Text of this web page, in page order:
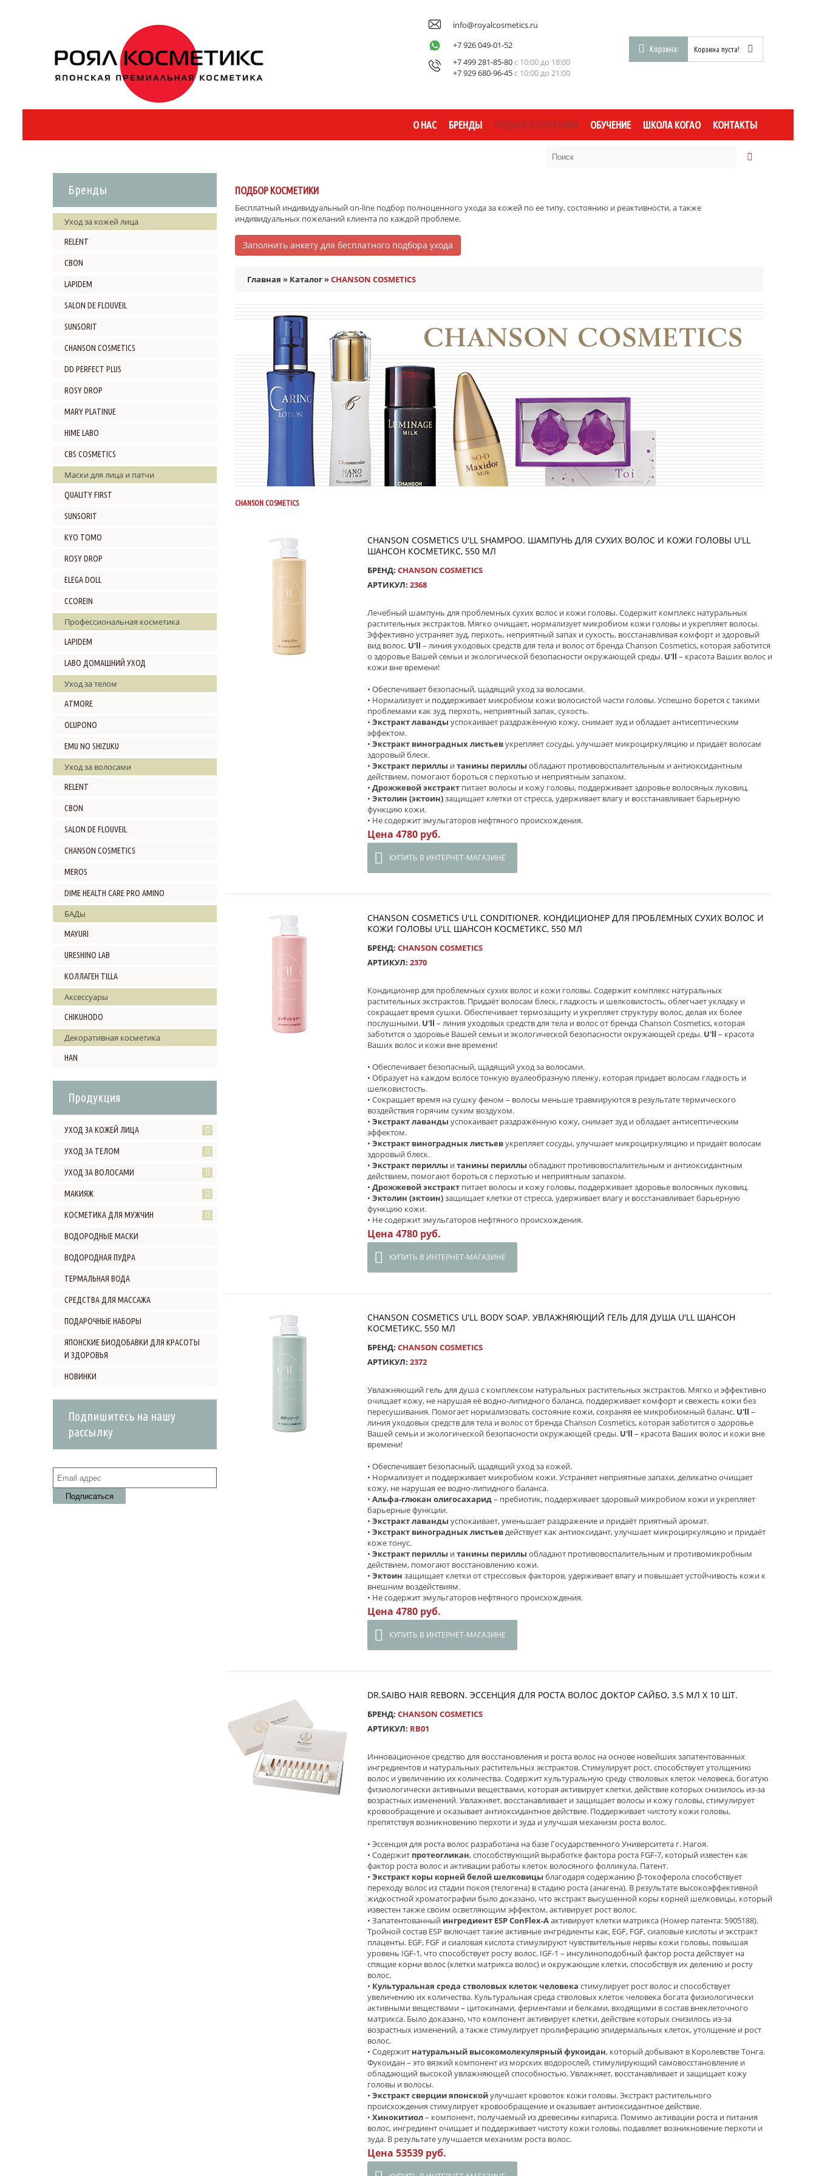
info@royalcosmetics.ru
+7 926 049-01-52
+7 499 281-85-80 с 10:00 до 18:00
+7 929 680-96-45 с 10:00 до 21:00
Корзина: Корзина пуста!
О НАС БРЕНДЫ ПОДБОР КОСМЕТИКИ ОБУЧЕНИЕ ШКОЛА КОГАО КОНТАКТЫ
Бренды
Уход за кожей лица
RELENT
CBON
LAPIDEM
SALON DE FLOUVEIL
SUNSORIT
CHANSON COSMETICS
DD PERFECT PLUS
ROSY DROP
MARY PLATINUE
HIME LABO
CBS COSMETICS
Маски для лица и патчи
QUALITY FIRST
SUNSORIT
KYO TOMO
ROSY DROP
ELEGA DOLL
CCOREIN
Профессиональная косметика
LAPIDEM
LABO ДОМАШНИЙ УХОД
Уход за телом
ATMORE
OLUPONO
EMU NO SHIZUKU
Уход за волосами
RELENT
CBON
SALON DE FLOUVEIL
CHANSON COSMETICS
MEROS
DIME HEALTH CARE PRO AMINO
БАДы
MAYURI
URESHINO LAB
КОЛЛАГЕН TILLA
Аксессуары
CHIKUHODO
Декоративная косметика
HAN
Продукция
УХОД ЗА КОЖЕЙ ЛИЦА
УХОД ЗА ТЕЛОМ
УХОД ЗА ВОЛОСАМИ
МАКИЯЖ
КОСМЕТИКА ДЛЯ МУЖЧИН
ВОДОРОДНЫЕ МАСКИ
ВОДОРОДНАЯ ПУДРА
ТЕРМАЛЬНАЯ ВОДА
СРЕДСТВА ДЛЯ МАССАЖА
ПОДАРОЧНЫЕ НАБОРЫ
ЯПОНСКИЕ БИОДОБАВКИ ДЛЯ КРАСОТЫ
И ЗДОРОВЬЯ
НОВИНКИ
Подпишитесь на нашу
рассылку
ПОДБОР КОСМЕТИКИ
Бесплатный индивидуальный on-line подбор полноценного ухода за кожей по ее типу, состоянию и реактивности, а также
индивидуальных пожеланий клиента по каждой проблеме.
Заполнить анкету для бесплатного подбора ухода
Главная » Каталог»CHANSON COSMETICS
CHANSON COSMETICS
CHANSON СOSMETICS U'LL SHAMPOO. ШАМПУНЬ ДЛЯ СУХИХ ВОЛОС И КОЖИ ГОЛОВЫ U'LL
ШАНСОН КОСМЕТИКС, 550 МЛ
БРЕНД: CHANSON COSMETICS
АРТИКУЛ: 2368
Лечебный шампунь для проблемных сухих волос и кожи головы. Содержит комплекс натуральных
растительных экстрактов. Мягко очищает, нормализует микробиом кожи головы и укрепляет волосы.
Эффективно устраняет зуд, перхоть, неприятный запах и сухость, восстанавливая комфорт и здоровый
вид волос. U'll – линия уходовых средств для тела и волос от бренда Chanson Сosmetics, которая заботится
о здоровье Вашей семьи и экологической безопасности окружающей среды. U'll – красота Ваших волос и
кожи вне времени!
• Обеспечивает безопасный, щадящий уход за волосами.
• Нормализует и поддерживает микробиом кожи волосистой части головы. Успешно борется с такими
проблемами как зуд, перхоть, неприятный запах, сухость.
• Экстракт лаванды успокаивает раздражённую кожу, снимает зуд и обладает антисептическим
эффектом.
• Экстракт виноградных листьевукрепляет сосуды, улучшает микроциркуляцию и придаёт волосам
здоровый блеск.
• Экстракт периллы итанины периллы обладают противовоспалительным и антиоксидантным
действием, помогают бороться с перхотью и неприятным запахом.
• Дрожжевой экстрактпитает волосы и кожу головы, поддерживает здоровье волосяных луковиц.
• Эктолин (эктоин)защищает клетки от стресса, удерживает влагу и восстанавливает барьерную
функцию кожи.
• Не содержит эмульгаторов нефтяного происхождения.
Цена 4780 руб.
КУПИТЬ В ИНТЕРНЕТ-МАГАЗИНЕ
CHANSON СOSMETICS U'LL CONDITIONER. КОНДИЦИОНЕР ДЛЯ ПРОБЛЕМНЫХ СУХИХ ВОЛОС И
КОЖИ ГОЛОВЫ U'LL ШАНСОН КОСМЕТИКС, 550 МЛ
БРЕНД: CHANSON COSMETICS
АРТИКУЛ: 2370
Кондиционер для проблемных сухих волос и кожи головы. Содержит комплекс натуральных
растительных экстрактов. Придаёт волосам блеск, гладкость и шелковистость, облегчает укладку и
сокращает время сушки. Обеспечивает термозащиту и укрепляет структуру волос, делая их более
послушными. U'll – линия уходовых средств для тела и волос от бренда Chanson Сosmetics, которая
заботится о здоровье Вашей семьи и экологической безопасности окружающей среды. U'll – красота
Ваших волос и кожи вне времени!
• Обеспечивает безопасный, щадящий уход за волосами.
• Образует на каждом волосе тонкую вуалеобразную пленку, которая придает волосам гладкость и
шелковистость.
• Сокращает время на сушку феном – волосы меньше травмируются в результате термического
воздействия горячим сухим воздухом.
• Экстракт лаванды успокаивает раздражённую кожу, снимает зуд и обладает антисептическим
эффектом.
• Экстракт виноградных листьевукрепляет сосуды, улучшает микроциркуляцию и придаёт волосам
здоровый блеск.
• Экстракт периллы итанины периллы обладают противовоспалительным и антиоксидантным
действием, помогают бороться с перхотью и неприятным запахом.
• Дрожжевой экстрактпитает волосы и кожу головы, поддерживает здоровье волосяных луковиц.
• Эктолин (эктоин)защищает клетки от стресса, удерживает влагу и восстанавливает барьерную
функцию кожи.
• Не содержит эмульгаторов нефтяного происхождения.
Цена 4780 руб.
КУПИТЬ В ИНТЕРНЕТ-МАГАЗИНЕ
CHANSON СOSMETICS U'LL BODY SOAP. УВЛАЖНЯЮЩИЙ ГЕЛЬ ДЛЯ ДУША U'LL ШАНСОН
КОСМЕТИКС, 550 МЛ
БРЕНД: CHANSON COSMETICS
АРТИКУЛ: 2372
Увлажняющий гель для душа с комплексом натуральных растительных экстрактов. Мягко и эффективно
очищает кожу, не нарушая её водно-липидного баланса, поддерживает комфорт и свежесть кожи без
пересушивания. Помогает нормализовать состояние кожи, сохраняя ее микробиомный баланс. U'll –
линия уходовых средств для тела и волос от бренда Chanson Сosmetics, которая заботится о здоровье
Вашей семьи и экологической безопасности окружающей среды. U'll – красота Ваших волос и кожи вне
времени!
• Обеспечивает безопасный, щадящий уход за кожей.
• Нормализует и поддерживает микробиом кожи. Устраняет неприятные запахи, деликатно очищает
кожу, не нарушая ее водно-липидного баланса.
• Альфа-глюкан олигосахарид– пребиотик, поддерживает здоровый микробиом кожи и укрепляет
барьерные функции.
• Экстракт лаванды успокаивает, уменьшает раздражение и придаёт приятный аромат.
• Экстракт виноградных листьевдействует как антиоксидант, улучшает микроциркуляцию и придаёт
коже тонус.
• Экстракт периллы итанины периллы обладают противовоспалительным и противомикробным
действием, помогают восстановлению кожи.
• Эктоин защищает клетки от стрессовых факторов, удерживает влагу и повышает устойчивость кожи к
внешним воздействиям.
• Не содержит эмульгаторов нефтяного происхождения.
Цена 4780 руб.
КУПИТЬ В ИНТЕРНЕТ-МАГАЗИНЕ
DR.SAIBO HAIR REBORN. ЭССЕНЦИЯ ДЛЯ РОСТА ВОЛОС ДОКТОР САЙБО, 3.5 МЛ Х 10 ШТ.
БРЕНД: CHANSON COSMETICS
АРТИКУЛ: RB01
Инновационное средство для восстановления и роста волос на основе новейших запатентованных
ингредиентов и натуральных растительных экстрактов. Стимулирует рост, способствует утолщению
волос и увеличению их количества. Содержит культуральную среду стволовых клеток человека, богатую
физиологически активными веществами, которая активирует клетки, действие которых снизилось из-за
возрастных изменений. Увлажняет, восстанавливает и защищает волосы и кожу головы, стимулирует
кровообращение и оказывает антиоксидантное действие. Поддерживает чистоту кожи головы,
препятствуя возникновению перхоти и зуда и улучшая механизм роста волос.
• Эссенция для роста волос разработана на базе Государственного Университета г. Нагоя.
• Cодержит протеогликан, способствующий выработке фактора роста FGF-7, который известен как
фактор роста волос и активации работы клеток волосяного фолликула. Патент.
• Экстракт коры корней белой шелковицы благодаря содержанию β-токоферола способствует
переходу волос из стадии покоя (телогена) в стадию роста (анагена). В результате высокоэффективной
жидкостной хроматографии было доказано, что экстракт высушенной коры корней шелковицы, который
известен также своим осветляющим эффектом, активирует рост волос.
• Запатентованный ингредиент ESP ConFlex-Aактивирует клетки матрикса (Номер патента: 5905188).
Тройной состав ESP включает такие активные ингредиенты как, EGF, FGF, сиаловые кислоты и экстракт
плаценты. EGF, FGF и сиаловая кислота стимулируют чувствительные нервы кожи головы, повышая
уровень IGF-1, что способствует росту волос. IGF-1 – инсулиноподобный фактор роста действует на
спящие корни волос (клетки матрикса волос) и окружающие клетки, способствуя их делению и росту
волос.
• Культуральная среда стволовых клеток человека стимулирует рост волос и способствует
увеличению их количества. Культуральная среда стволовых клеток человека богата физиологически
активными веществами – цитокинами, ферментами и белками, входящими в состав внеклеточного
матрикса. Было доказано, что компонент активирует клетки, действие которых снизилось из-за
возрастных изменений, а также стимулирует пролиферацию эпидермальных клеток, утолщение и рост
волос.
• Содержит натуральный высокомолекулярный фукоидан, который добывают в Королевстве Тонга.
Фукоидан – это вязкий компонент из морских водорослей, стимулирующий самовосстановление и
обладающий высокой увлажняющей способностью. Увлажняет, восстанавливает и защищает кожу
головы и волосы.
• Экстракт сверции японскойулучшает кровоток кожи головы. Экстракт растительного
происхождения стимулирует кровообращение и оказывает антиоксидантное действие.
• Хинокитиол– компонент, получаемый из древесины кипариса. Помимо активации роста и питания
волос, ингредиент очищает и поддерживает чистоту кожи головы, подавляет возникновение перхоти и
зуда. В результате улучшается механизм роста волос.
Цена 53539 руб.